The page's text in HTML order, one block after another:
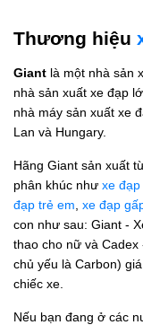
Thương hiệu
Giant là một nhà sản
nhà sản xuất xe đạp
nhà máy sản xuất xe
Lan và Hungary.
Hãng Giant sản xuất
phân khúc như xe
đạp trẻ em xe đạp
con như sau: Giant -
thao cho nữ và Cadex
chủ yếu là Carbon)
chiếc xe.
Nếu bạn đang ở các